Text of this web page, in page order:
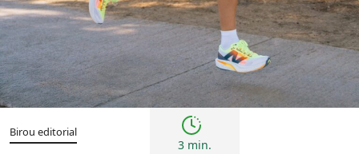
Sfaturi
Birou editorial
3 min.